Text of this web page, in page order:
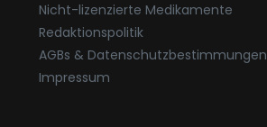
Nicht-lizenzierte Medikamente
Redaktionspolitik
AGBs & Datenschutzbestimmungen
Impressum